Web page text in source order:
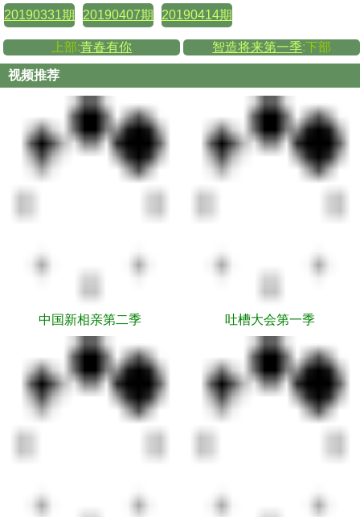
20190331期 20190407期 20190414期
上部:青春有你 智造将来第一季:下部
视频推荐
中国新相亲第二季 吐槽大会第一季